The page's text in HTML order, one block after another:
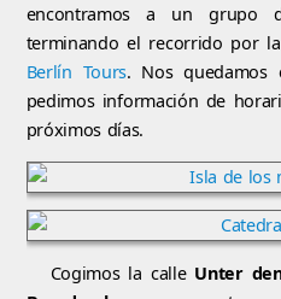
encontramos a un grupo
terminando el recorrido por
Berlín Tours. Nos quedamos
pedimos información de
próximos días.
Cogimos la calle Unter